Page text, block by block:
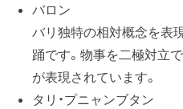
バロン
バリ独特の相対概念を表
踊です。物事を二極対立
が表現されています。
タリ・プニャンブタン